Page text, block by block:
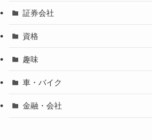
証券会社
資格
趣味
車・バイク
金融・会社